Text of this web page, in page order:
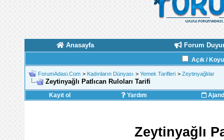
Anasayfa Forum
Açık /
ForumAdasi.Com > Kadınların Dünyası > Yemek Tarifleri > Zeytinyağlılar
Zeytinyağlı Patlıcan Ruloları Tarifi
Kayıt ol Yardım
Zeytinyağlı